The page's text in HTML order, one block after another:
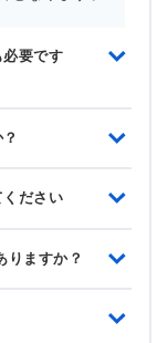
要です
ださい
りますか？